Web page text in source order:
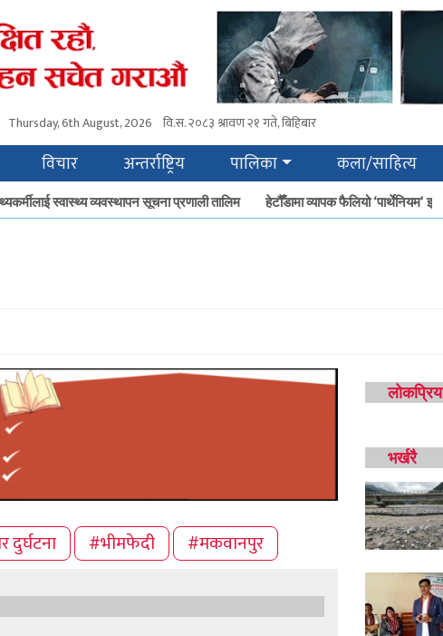
Thursday, 6th August, 2026 वि.स.२०८३ श्रावण २१ गते, बिहिबार
विचार अन्तर्राष्ट्रिय पालिका कला/साहित्य
स्वास्थ्य व्यवस्थापन सूचना प्रणाली तालिम हेटौँडामा व्यापक फैलियो ‘पार्थेनियम’ झार
दुर्घटना #भीमफेदी #मकवानपुर
लोकप्रिय
भर्खरै